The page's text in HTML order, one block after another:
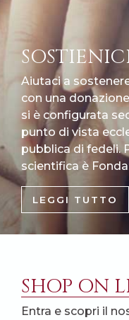
Aiutaci a
con una
si è configurata
punto di vista
pubblica di fedeli.
scientifica è
LEGGI TUTTO
SHOP ON
Entra e scopri il